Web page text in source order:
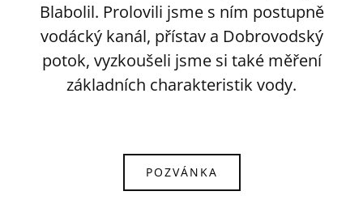
Blabolil. Prolovili jsme s ním postupně
vodácký kanál, přístav a Dobrovodský
potok, vyzkoušeli jsme si také měření
základních charakteristik vody.
POZVÁNKA